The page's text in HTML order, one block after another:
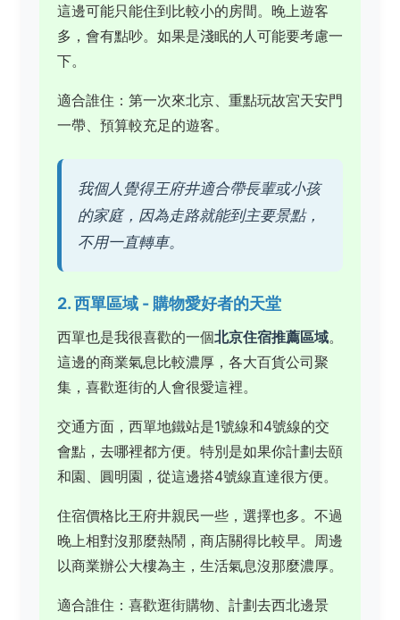
這邊可能只能住到比較小的房間。晚上遊客
多，會有點吵。如果是淺眠的人可能要考慮一
下。
適合誰住：第一次來北京、重點玩故宮天安門
一帶、預算較充足的遊客。
我個人覺得王府井適合帶長輩或小孩
的家庭，因為走路就能到主要景點，
不用一直轉車。
2. 西單區域 - 購物愛好者的天堂
西單也是我很喜歡的一個北京住宿推薦區域。
這邊的商業氣息比較濃厚，各大百貨公司聚
集，喜歡逛街的人會很愛這裡。
交通方面，西單地鐵站是1號線和4號線的交
會點，去哪裡都方便。特別是如果你計劃去頤
和園、圓明園，從這邊搭4號線直達很方便。
住宿價格比王府井親民一些，選擇也多。不過
晚上相對沒那麼熱鬧，商店關得比較早。周邊
以商業辦公大樓為主，生活氣息沒那麼濃厚。
適合誰住：喜歡逛街購物、計劃去西北邊景